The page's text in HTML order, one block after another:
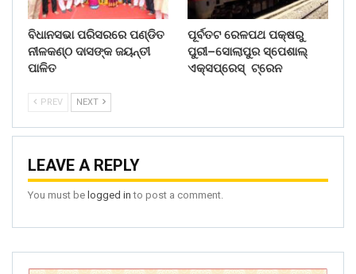
ବିଧାନସଭା ପରିସରରେ ପଣ୍ଡିତ
ନୀଳକଣ୍ଠ ଦାସଙ୍କ ଜୟନ୍ତୀ
ପାଳିତ
ପୂର୍ବତଟ ରେଳପଥ ପକ୍ଷରୁ
ପୁରୀ–ସୋଲାପୁର ସ୍ପେଶାଲ୍
ଏକ୍ସପ୍ରେସ୍ ଟ୍ରେନ
PREV NEXT
LEAVE A REPLY
You must be logged in to post a comment.